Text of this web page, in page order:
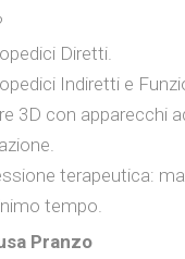
Diretti.
Indiretti e
3D con apparecchi
terapeutica:
tempo.
Pranzo